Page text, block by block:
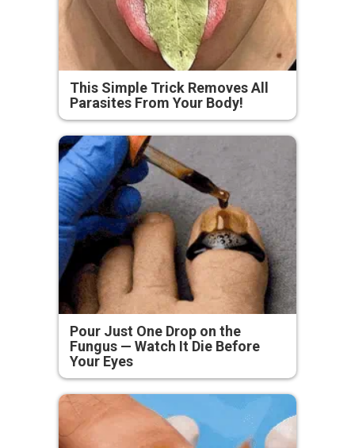
This Simple Trick Removes All
Parasites From Your Body!
Pour Just One Drop on the
Fungus — Watch It Die Before
Your Eyes